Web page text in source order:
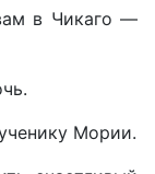
в Чикаго —
Мории.